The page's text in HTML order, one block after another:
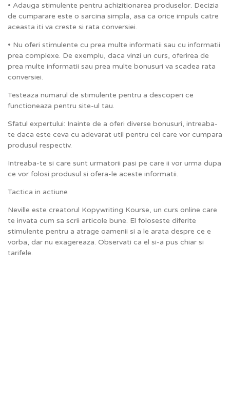
• Adauga stimulente pentru achizitionarea produselor. Decizia
de cumparare este o sarcina simpla, asa ca orice impuls catre
aceasta iti va creste si rata conversiei.
• Nu oferi stimulente cu prea multe informatii sau cu informatii
prea complexe. De exemplu, daca vinzi un curs, oferirea de
prea multe informatii sau prea multe bonusuri va scadea rata
conversiei.
Testeaza numarul de stimulente pentru a descoperi ce
functioneaza pentru site-ul tau.
Sfatul expertului: Inainte de a oferi diverse bonusuri, intreaba-
te daca este ceva cu adevarat util pentru cei care vor cumpara
produsul respectiv.
Intreaba-te si care sunt urmatorii pasi pe care ii vor urma dupa
ce vor folosi produsul si ofera-le aceste informatii.
Tactica in actiune
Neville este creatorul Kopywriting Kourse, un curs online care
te invata cum sa scrii articole bune. El foloseste diferite
stimulente pentru a atrage oamenii si a le arata despre ce e
vorba, dar nu exagereaza. Observati ca el si-a pus chiar si
tarifele.